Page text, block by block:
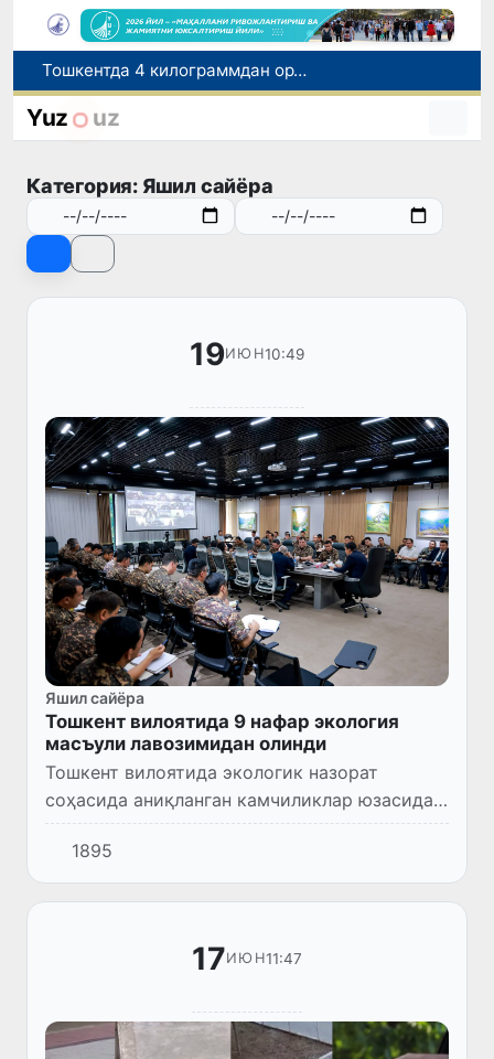
Ўқишини кўчириш бўйича рад этилган аризаларни 10 августга қадар таҳрирлаш мумкин
I ва II гуруҳ ногиронлиги бўлган фуқароларга пенсия проактив тарзда тайинланади
Тошкентда 4 килограммдан ортиқ гиёҳвандлик воситаларининг «закладка» усулида тарқатилишига чек қўйилди
Yuz uz
Категория: Яшил сайёра
19ИЮН10:49
Яшил сайёра
Тошкент вилоятида 9 нафар экология
масъули лавозимидан олинди
Тошкент вилоятида экологик назорат
соҳасида аниқланган камчиликлар юзасидан
бир қатор раҳбарларга нисбатан интизомий
чоралар кўрилди.
1895
17ИЮН11:47